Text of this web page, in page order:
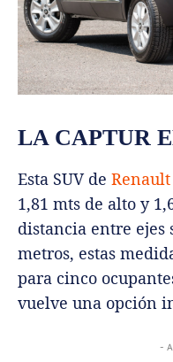
LA CAPTUR
Esta SUV de Renault
1,81 mts de alto y
distancia entre ejes
metros, estas
para cinco
vuelve una opción
-